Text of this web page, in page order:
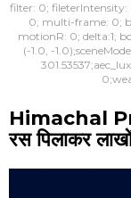
filter: 0;
0; multi-frame: 0;
motionR: 0; delta:1;
(-1.0, -
Himachal
रस पिलाकर